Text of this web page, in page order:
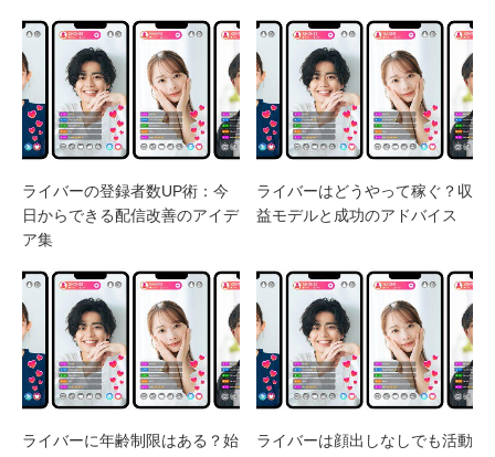
ライバーの登録者数UP術：今
日からできる配信改善のアイデ
ア集
ライバーはどうやって稼ぐ？収
益モデルと成功のアドバイス
ライバーに年齢制限はある？始
ライバーは顔出しなしでも活動